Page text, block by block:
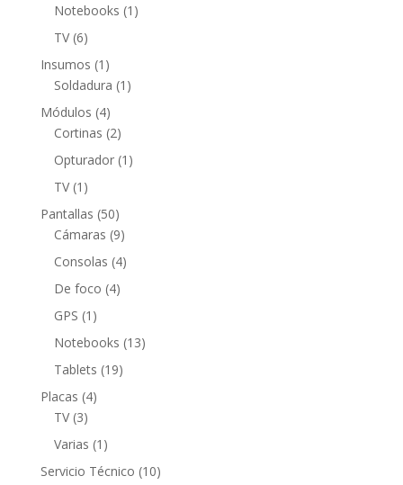
Notebooks 1 1
TV 66
productos
Insumos 1 1
producto
Soldadura 1 1
Módulos 44
productos
Cortinas 22
productos
Opturador 1 1
TV 1 1
producto
Pantallas 5050
productos
Cámaras 99
productos
Consolas 44
De foco 44
GPS 1 1
producto
Notebooks 1313
Tablets 1919
Placas 44
TV 33
productos
Varias 1 1
producto
Servicio Técnico 1010